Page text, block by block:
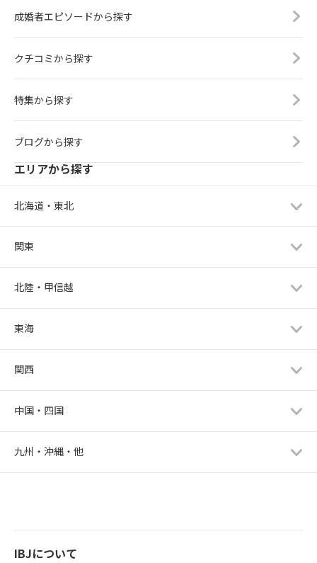
成婚者エピソードから探す
クチコミから探す
特集から探す
ブログから探す
エリアから探す
北海道・東北
関東
北陸・甲信越
東海
関西
中国・四国
九州・沖縄・他
IBJについて